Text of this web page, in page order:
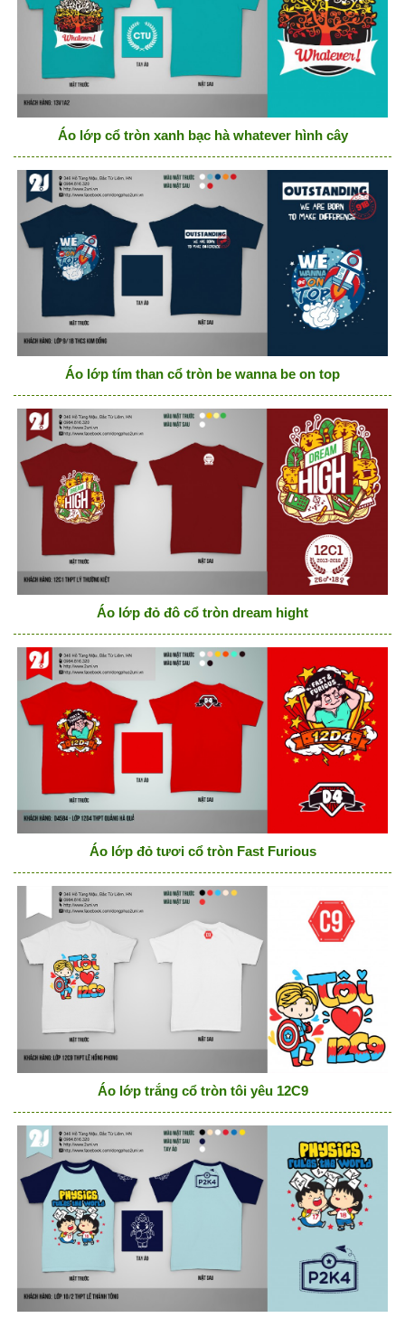
Áo lớp cổ tròn xanh bạc hà whatever hình cây
Áo lớp tím than cổ tròn be wanna be on top
Áo lớp đỏ đô cổ tròn dream hight
Áo lớp đỏ tươi cổ tròn Fast Furious
Áo lớp trắng cổ tròn tôi yêu 12C9